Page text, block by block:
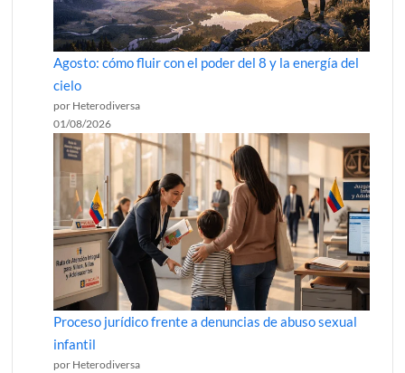
Agosto: cómo fluir con el poder del 8 y la energía del
cielo
por Heterodiversa
01/08/2026
Proceso jurídico frente a denuncias de abuso sexual
infantil
por Heterodiversa